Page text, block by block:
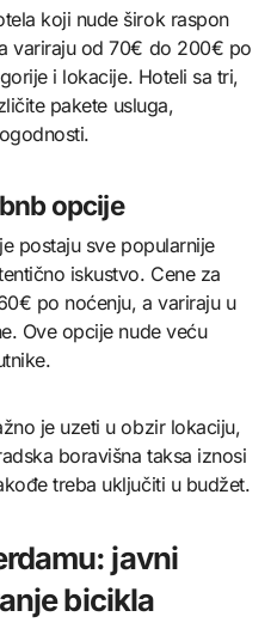
koji nude širok raspon
variraju od 70€ do 200€ po
i lokacije. Hoteli sa tri,
pakete usluga,
opcije
postaju sve popularnije
iskustvo. Cene za
po noćenju, a variraju u
Ove opcije nude veću
je uzeti u obzir lokaciju,
boravišna taksa iznosi
treba uključiti u budžet.
javni
bicikla